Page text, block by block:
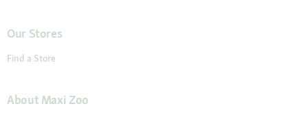
Our Stores
Find a Store
About Maxi Zoo